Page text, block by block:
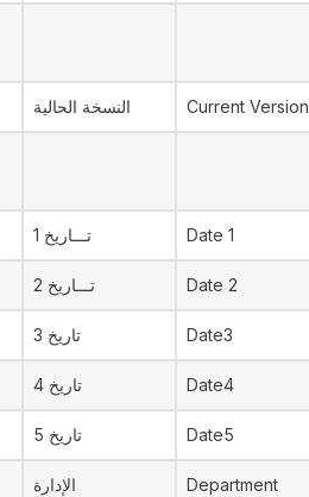
النسخة الحالية Current Version
تـــاريخ 1 Date 1
تـــاريخ 2 Date 2
تاريخ 3 Date3
تاريخ 4 Date4
تاريخ 5 Date5
الإدارة Department